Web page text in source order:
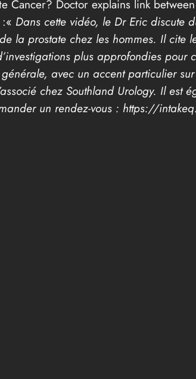
Doctor explains link
Dans cette vidéo, le Dr Eric discute
la prostate chez les hommes. Il cite
plus approfondies pour
avec un accent particulier
chez Southland Urology. Il est
un rendez-vous : https://